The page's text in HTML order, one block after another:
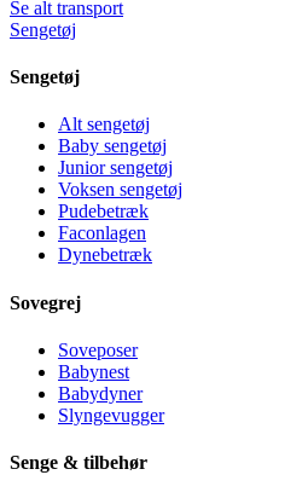
Se alt transport
Sengetøj
Sengetøj
Alt sengetøj
Baby sengetøj
Junior sengetøj
Voksen sengetøj
Pudebetræk
Faconlagen
Dynebetræk
Sovegrej
Soveposer
Babynest
Babydyner
Slyngevugger
Senge & tilbehør